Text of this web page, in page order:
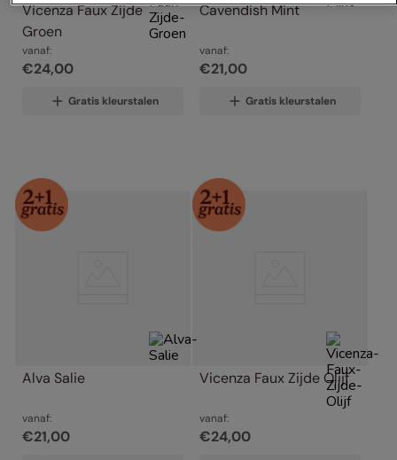
Vicenza Faux Zijde
Groen
vanaf:
€24,00
Gratis kleurstalen
Cavendish Mint
vanaf:
€21,00
Gratis kleurstalen
Alva Salie
vanaf:
€21,00
Vicenza Faux Zijde Olijf
vanaf:
€24,00